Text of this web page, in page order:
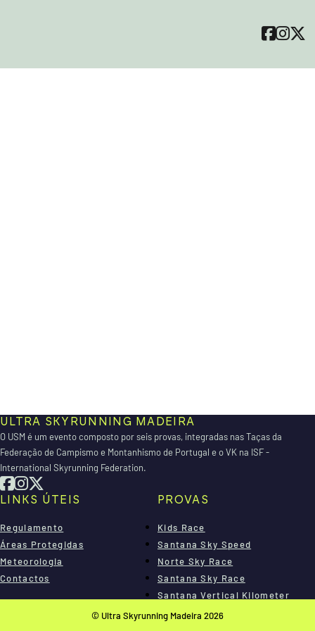
ULTRA SKYRUNNING MADEIRA
O USM é um evento composto por seis provas, integradas nas Taças da
Federação de Campismo e Montanhismo de Portugal e o VK na ISF -
International Skyrunning Federation.
LINKS ÚTEIS
Regulamento
Áreas Protegidas
Meteorologia
Contactos
PROVAS
Kids Race
Santana Sky Speed
Norte Sky Race
Santana Sky Race
Santana Vertical Kilometer
Madeira Sky Race
© Ultra Skyrunning Madeira 2026